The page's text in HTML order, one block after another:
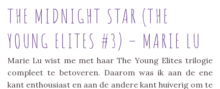
THE MIDNIGHT STAR (THE
YOUNG ELITES #3) – MARIE LU
Marie Lu wist me met haar The Young Elites trilogie
compleet te betoveren. Daarom was ik aan de ene
kant enthousiast en aan de andere kant huiverig om te